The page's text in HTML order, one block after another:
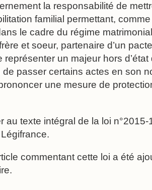
la responsabilité de
familial permettant,
le cadre du régime
et soeur, partenaire d’un
un majeur hors d’état
passer certains actes en son
une mesure de
au texte intégral de la loi n°2015-
commentant cette loi a été